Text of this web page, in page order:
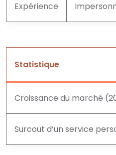
Expérience
Statistique
Croissance du marché
Surcout d’un service